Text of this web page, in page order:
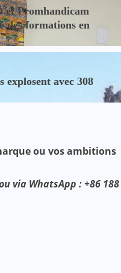
et Promhandicam
des formations en
explosent avec 308
ou vos ambitions
via WhatsApp : +86 188